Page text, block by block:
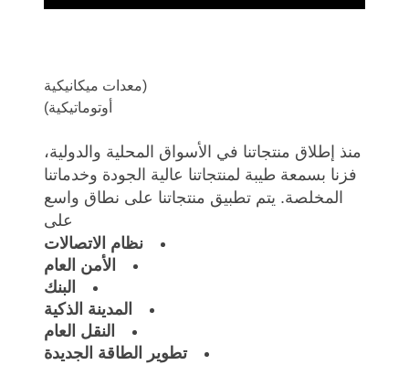
(معدات ميكانيكية
أوتوماتيكية)
منذ إطلاق منتجاتنا في الأسواق المحلية والدولية،
فزنا بسمعة طيبة لمنتجاتنا عالية الجودة وخدماتنا
المخلصة. يتم تطبيق منتجاتنا على نطاق واسع
على
نظام الاتصالات
الأمن العام
البنك
المدينة الذكية
النقل العام
تطوير الطاقة الجديدة